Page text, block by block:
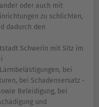
oder auch mit
zu schlichten,
dadurch den
Schwerin mit Sitz im
bei
bei Schadensersatz -
Beleidigung, bei
und